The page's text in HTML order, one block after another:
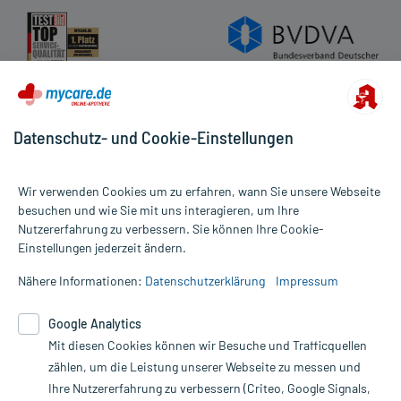
Alle Preise gelten inkl. MwSt., ggf. zzgl. Versandkosten
Informationen auf dieser Website werden ausschließlich für
die Untersuchung und Behandlung durch einen Arzt. Bitte
Therapien eingeleitet werden können. | Diese Webseite benutzt
Google Analytics. Lesen Sie bitte dazu die wichtigen Hinweise in
unserer Datenschutzerklärung. Für den Widerruf einer Bestellung
nutzen Sie das Formular:
Datenschutz- und Cookie-Einstellungen
Wir verwenden Cookies um zu erfahren, wann Sie unsere Webseite
besuchen und wie Sie mit uns interagieren, um Ihre
Nutzererfahrung zu verbessern. Sie können Ihre Cookie-
Einstellungen jederzeit ändern.
Nähere Informationen: Datenschutzerklärung Impressum
Google Analytics
Mit diesen Cookies können wir Besuche und Trafficquellen
zählen, um die Leistung unserer Webseite zu messen und
Ihre Nutzererfahrung zu verbessern (Criteo, Google Signals,